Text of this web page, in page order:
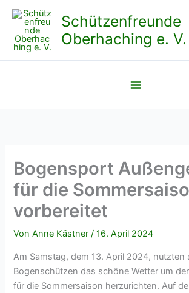
Zum
Inhalt
springen
Schützenfreunde
Oberhaching e. V.
Bogensport
für die
vorbereitet
VonAnne Kästner/16. April 2024
Am Samstag, dem 13. April 2024, nutzten
Bogenschützen das schöne Wetter um
für die Sommersaison herzurichten. Auf